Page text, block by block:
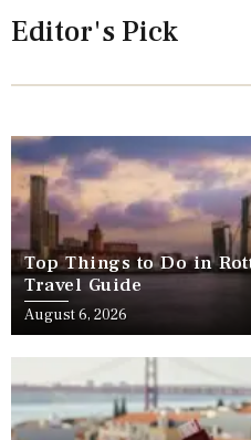
Editor's Pick
Top Things to Do in
Travel Guide
August 6, 2026